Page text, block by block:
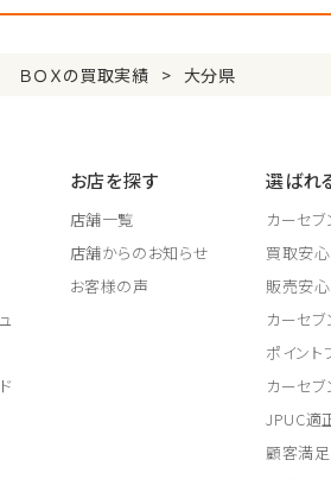
ＢＯＸの買取実績 大分県
お店を探す
店舗一覧
店舗からのお知らせ
お客様の声
選ばれ
カーセ
買取安
販売安
カーセ
ポイント
カーセ
JPUC適
顧客満